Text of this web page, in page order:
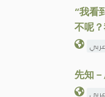
“我看
不呢
عربي
先知
عربي